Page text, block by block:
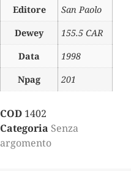
Editore
San Paolo
Dewey
155.5 CAR
Data
1998
Npag
201
COD 1402
Categoria Senza
argomento